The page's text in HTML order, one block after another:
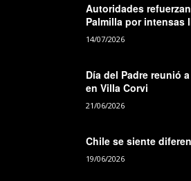
Autoridades
Palmilla por intensas
14/07/2026
Día del Padre reunió
en Villa Corvi
21/06/2026
Chile se siente
19/06/2026